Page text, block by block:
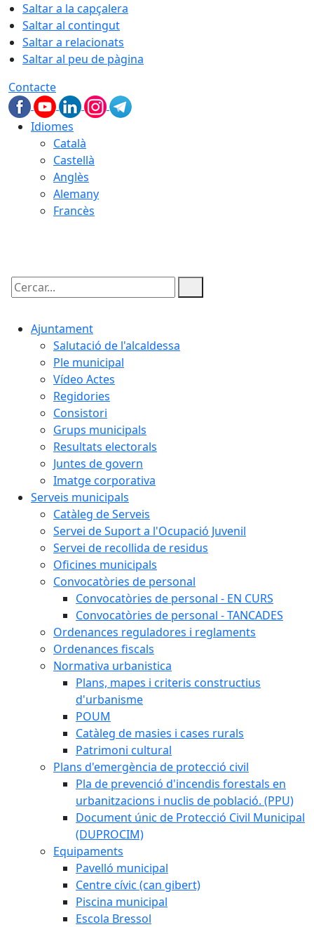
Saltar a la capçalera
Saltar al contingut
Saltar a relacionats
Saltar al peu de pàgina
Contacte
Idiomes
Català
Castellà
Anglès
Alemany
Francès
Cercar:
Ajuntament
Salutació de l'alcaldessa
Ple municipal
Vídeo Actes
Regidories
Consistori
Grups municipals
Resultats electorals
Juntes de govern
Imatge corporativa
Serveis municipals
Catàleg de Serveis
Servei de Suport a l'Ocupació Juvenil
Servei de recollida de residus
Oficines municipals
Convocatòries de personal
Convocatòries de personal - EN CURS
Convocatòries de personal - TANCADES
Ordenances reguladores i reglaments
Ordenances fiscals
Normativa urbanistica
Plans, mapes i criteris constructius
d'urbanisme
POUM
Catàleg de masies i cases rurals
Patrimoni cultural
Plans d'emergència de protecció civil
Pla de prevenció d'incendis forestals en
urbanitzacions i nuclis de població. (PPU)
Document únic de Protecció Civil Municipal
(DUPROCIM)
Equipaments
Pavelló municipal
Centre cívic (can gibert)
Piscina municipal
Escola Bressol